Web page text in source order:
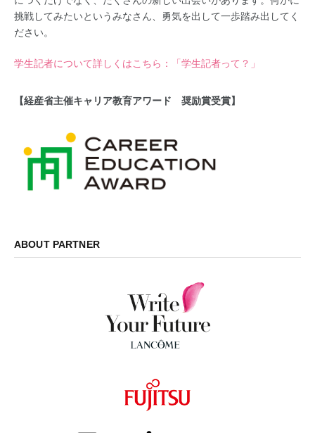
挑戦してみたいというみなさん、勇気を出して一歩踏み出してく
ださい。
学生記者について詳しくはこちら：「学生記者って？」
【経産省主催キャリア教育アワード 奨励賞受賞】
ABOUT PARTNER